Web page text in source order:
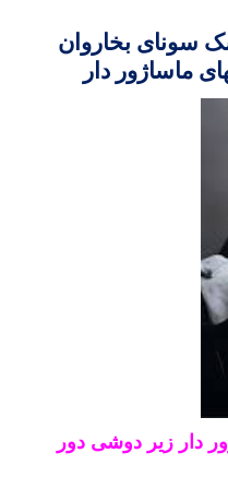
سونای بخاروان
ماساژور دار
دار زیر دوشی دور